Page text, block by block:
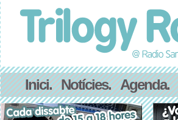
Inici. Notícies. Agenda.